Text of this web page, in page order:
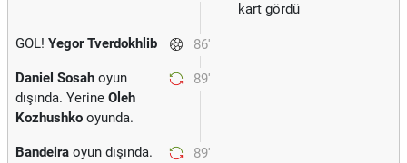
kart gördü
86'
GOL! Yegor Tverdokhlib
89'
Daniel Sosah oyun
dışında. Yerine Oleh
Kozhushko oyunda.
89'
Bandeira oyun dışında.